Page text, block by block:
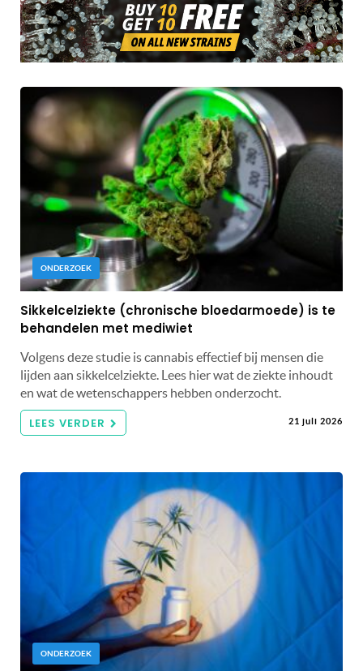
ONDERZOEK
Sikkelcelziekte (chronische bloedarmoede) is te
behandelen met mediwiet
Volgens deze studie is cannabis effectief bij mensen die
lijden aan sikkelcelziekte. Lees hier wat de ziekte inhoudt
en wat de wetenschappers hebben onderzocht.
LEES VERDER 21 juli 2026
ONDERZOEK